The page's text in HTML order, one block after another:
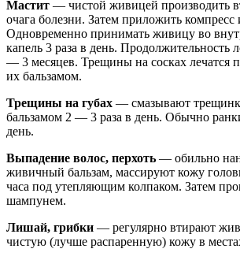
Мастит — чистой живицей производить
очага болезни. Затем приложить компресс
Одновременно принимать живицу во
капель 3 раза в день. Продолжительность
— 3 месяцев. Трещины на сосках лечатся
их бальзамом.
Трещины на губах — смазывают
бальзамом 2 — 3 раза в день. Обычно
день.
Выпадение волос, перхоть — обильно
живичный бальзам, массируют кожу
часа под утепляющим колпаком. Затем
шампунем.
Лишай, грибки — регулярно втирают
чистую (лучше распаренную) кожу в